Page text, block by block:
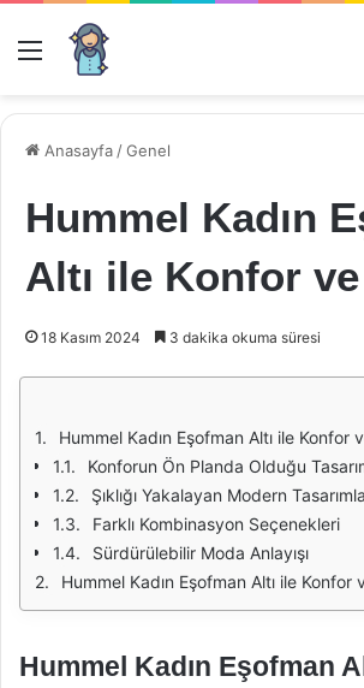
Menü
Anasayfa /Genel
Hummel Kadın
Altı ile Konfor ve
18 Kasım 2024 3 dakika okuma süresi
Hummel Kadın Eşofman Altı ile Konfor
Konforun Ön Planda Olduğu
Şıklığı Yakalayan Modern
Farklı Kombinasyon Seçenekleri
Sürdürülebilir Moda Anlayışı
Hummel Kadın Eşofman Altı ile Konfor
Hummel Kadın Eşofman